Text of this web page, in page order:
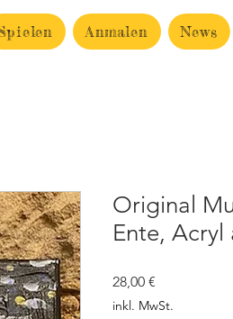
Anmalen News
Original
Ente, Acryl
28,00 €
inkl. MwSt.